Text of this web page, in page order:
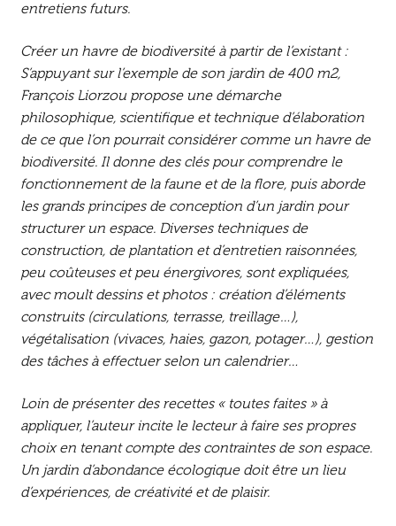
entretiens futurs.
Créer un havre de biodiversité à partir de l’existant :
S’appuyant sur l’exemple de son jardin de 400 m2,
François Liorzou propose une démarche
philosophique, scientifique et technique d’élaboration
de ce que l’on pourrait considérer comme un havre de
biodiversité. Il donne des clés pour comprendre le
fonctionnement de la faune et de la flore, puis aborde
les grands principes de conception d’un jardin pour
structurer un espace. Diverses techniques de
construction, de plantation et d’entretien raisonnées,
peu coûteuses et peu énergivores, sont expliquées,
avec moult dessins et photos : création d’éléments
construits (circulations, terrasse, treillage…),
végétalisation (vivaces, haies, gazon, potager…), gestion
des tâches à effectuer selon un calendrier…
Loin de présenter des recettes « toutes faites » à
appliquer, l’auteur incite le lecteur à faire ses propres
choix en tenant compte des contraintes de son espace.
Un jardin d’abondance écologique doit être un lieu
d’expériences, de créativité et de plaisir.